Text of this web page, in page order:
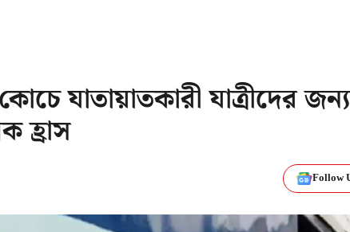
যাতায়াতকারী যাত্রীদের জন্য
হ্রাস
Follow